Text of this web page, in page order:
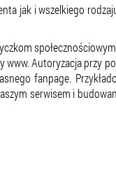
jak i wszelkiego
społecznościowym
Autoryzacja przy
fanpage.
serwisem i